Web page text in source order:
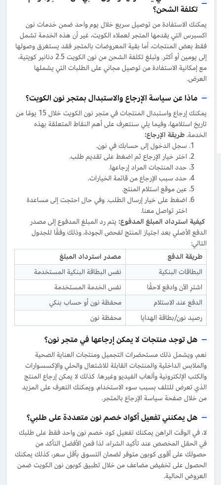
تكلفة الشحن؟
يمكنك الاستفادة من توصيل سريع خلال يوم واحد ضمن خدمات نون
اكسبرس التي يقدمها المتجر لعملاء الكويت، غير أن هذه الخدمة تشمل
فقط بعض المنتجات، أما بقية المعروضات بالمتجر فقد يستغرق وصولها
إلى يومين أو أكثر. وتبلغ تكلفة الشحن من نون الكويت 2.5 دنانير كويتية،
مع إمكانية الاستفادة من توصيل مجاني على الطلبات التي يشملها
العرض.
ماذا عن سياسة الإرجاع والاستبدال بمتجر نون الكويت؟
يمكنك إرجاع واستبدال المنتجات في متجر نون الكويت خلال 15 يومًا من
تاريخ استلامها، وفيما يلي سنتعرف على أهم النقاط المتعلقة بهذه
الخدمة. طريقة الإرجاع:
سجل الدخول إلى حسابك في نون.
اختر خيار الإرجاع ثم اضغط على تقديم طلب.
حدد المنتجات المراد إرجاعها.
حدد سبب الإرجاع من قائمة الخيارات.
عين موقع استلام المنتج.
اضغط على خيار إرسال الطلب. وفي حال احتجت إلى مساعدة
اختر تواصل معنا.
كيفية استرداد المبلغ المدفوع: يتم رد المبلغ المدفوع إلى مصدر
الدفع الأصلي بعد اجتياز المنتج لفحص الجودة، وذلك وفقًا للجدول
التالي:
طريقة الدفع
مصدر استرداد المبلغ
البطاقات البنكية
نفس البطاقة البنكية المستخدمة
اشترِ الآن وادفع لاحقًا
نفس الخدمة المستخدمة
الدفع عند الاستلام
محفظة نون أو حساب بنكي
رصيد نون/بطاقة الهدايا
محفظة نون
هل توجد منتجات لا يمكن إرجاعها في متجر نون؟
نعم، ويشمل ذلك مستحضرات التجميل ومنتجات العناية الصحية
والملابس الداخلية والمنتجات القابلة للاشتعال والحلي والإكسسوارات
والكتب الإلكترونية وألعاب الفيديو وغيرها. كذلك لا يمكن إرجاع المنتج
الذي تعرض للتلف بسبب سوء الاستخدام. ويمكنك التعرف على المزيد
من خلال صفحة سياسة الإرجاع بالمتجر.
هل يمكنني تفعيل أكواد خصم نون متعددة على طلبي؟
لا، في الوقت الراهن يمكنك تفعيل كود خصم نون واحد فقط على طلبك
في الحقل المخصص عند تأكيد الشراء، لذا فمن الأفضل التأكد من
حصولك على أقوى كوبون متوفر لضمان التسوق بأقل سعر، كذلك يمكنك
الحصول على تخفيض مضاعف من خلال تطبيق كوبون نون الكويت ضمن
العروض الحالية.